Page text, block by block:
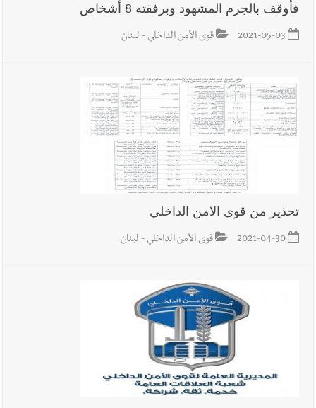
فأوقف بالجرم المشهود وبرفقته 8 أشخاص
2021-05-03 قوى الأمن الداخلي - لبنان
تحذير من قوى الامن الداخلي
2021-04-30 قوى الأمن الداخلي - لبنان